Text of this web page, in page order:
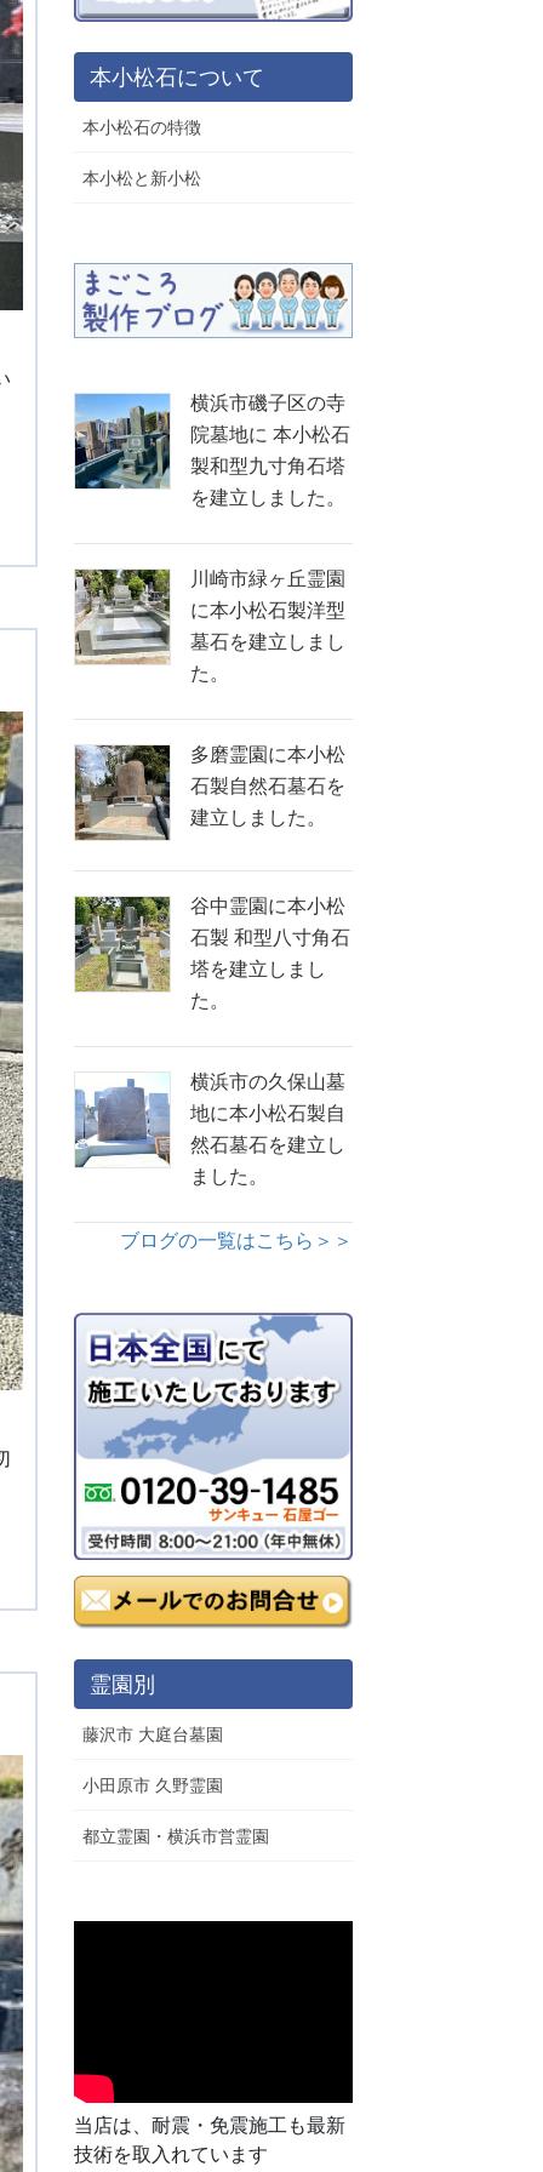
本小松石について
本小松石の特徴
本小松と新小松
横浜市磯子区の寺
院墓地に 本小松石
製和型九寸角石塔
を建立しました。
川崎市緑ヶ丘霊園
に本小松石製洋型
墓石を建立しまし
た。
多磨霊園に本小松
石製自然石墓石を
建立しました。
谷中霊園に本小松
石製 和型八寸角石
塔を建立しまし
た。
横浜市の久保山墓
地に本小松石製自
然石墓石を建立し
ました。
ブログの一覧はこちら＞＞
霊園別
藤沢市 大庭台墓園
小田原市 久野霊園
都立霊園・横浜市営霊園
当店は、耐震・免震施工も最新
技術を取入れています